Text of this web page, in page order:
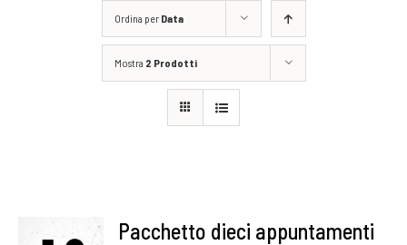
Ordina per Data
Mostra 2 Prodotti
Pacchetto dieci appuntamenti